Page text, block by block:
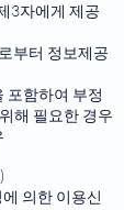
3자에게 제공
부터 정보제공
포함하여 부정
해 필요한 경우
의한 이용신